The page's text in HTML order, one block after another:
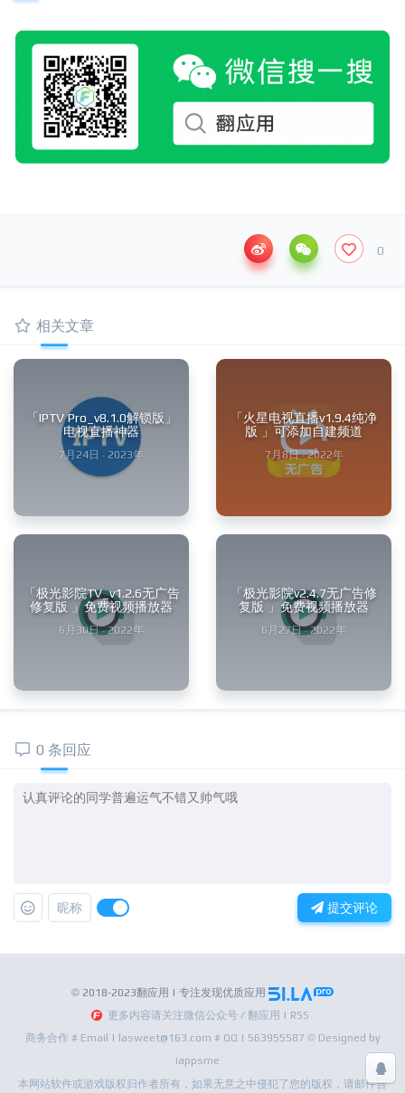
0
相关文章
「IPTV Pro_v8.1.0解锁版」
电视直播神器
7月24日 · 2023年
「火星电视直播v1.9.4纯净
版 」可添加自建频道
7月8日 · 2022年
「极光影院TV_v1.2.6无广告
修复版 」免费视频播放器
6月30日 · 2022年
「极光影院v2.4.7无广告修
复版 」免费视频播放器
6月27日 · 2022年
0 条回应
昵称 提交评论
© 2018-2023翻应用 | 专注发现优质应用
更多内容请关注微信公众号 / 翻应用 | RSS
商务合作 # Email | lasweet@163.com # QQ | 563955587 © Designed by
iappsme
本网站软件或游戏版权归作者所有，如果无意之中侵犯了您的版权，请邮件告